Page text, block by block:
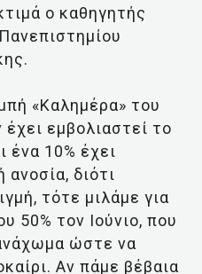
ο καθηγητής
«Καλημέρα» του
εμβολιαστεί το
ένα 10% έχει
διότι
τότε μιλάμε για
50% τον Ιούνιο, που
ώστε να
Αν πάμε βέβαια